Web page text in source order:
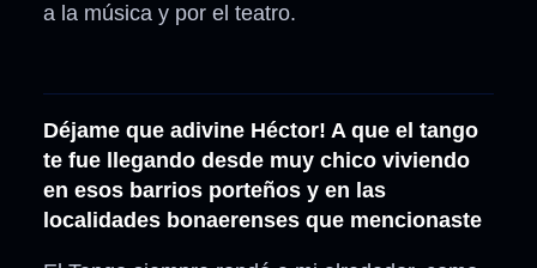
a la música y por el teatro.
Déjame que adivine Héctor! A que el tango
te fue llegando desde muy chico viviendo
en esos barrios porteños y en las
localidades bonaerenses que mencionaste